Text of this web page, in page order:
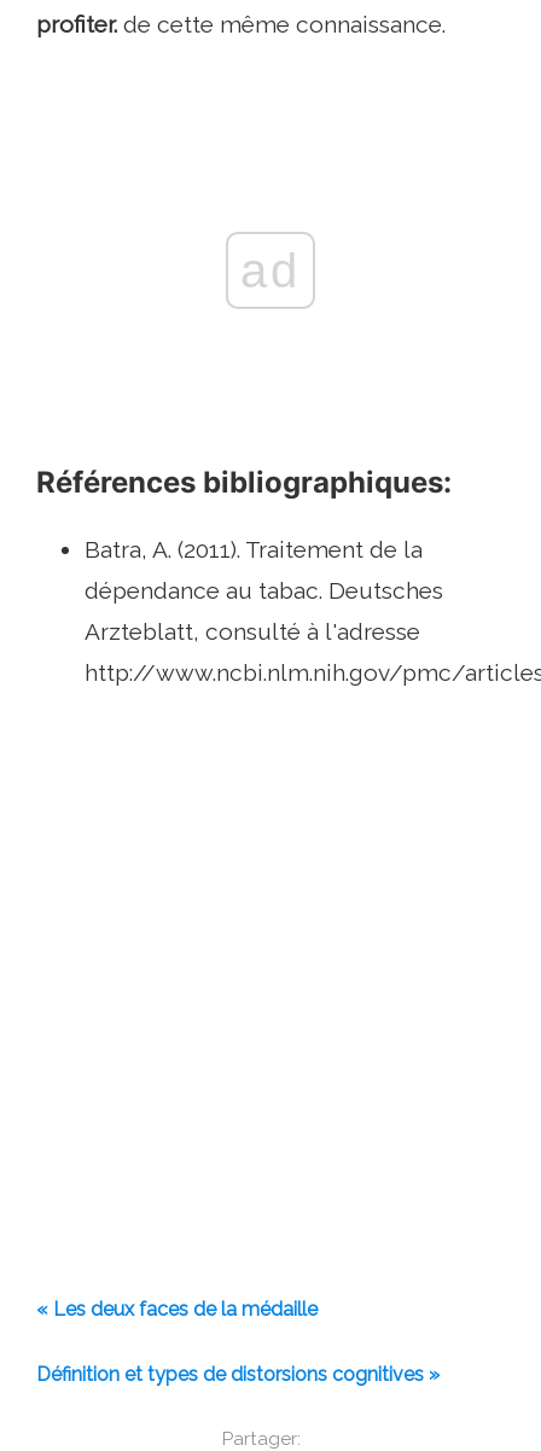
Partager:
profiter. de cette même connaissance.
ad
Références bibliographiques:
Batra, A. (2011). Traitement de la
dépendance au tabac. Deutsches
Arzteblatt, consulté à l'adresse
http://www.ncbi.nlm.nih.gov/pmc/
« Les deux faces de la médaille
Définition et types de distorsions cognitives »